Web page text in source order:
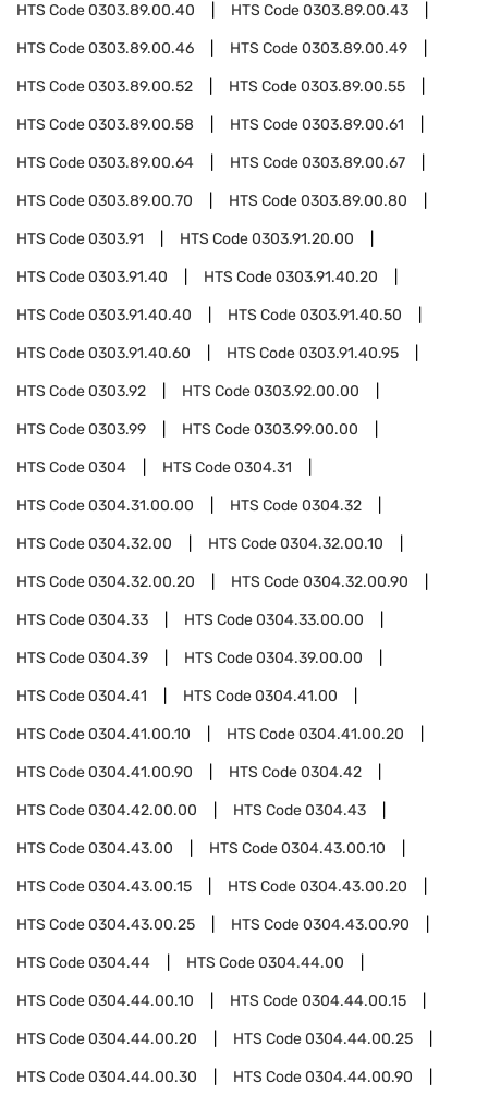
HTS Code0303.89.00.40 HTS Code0303.89.00.43
HTS Code0303.89.00.46 HTS Code0303.89.00.49
HTS Code0303.89.00.52 HTS Code0303.89.00.55
HTS Code0303.89.00.58 HTS Code0303.89.00.61
HTS Code0303.89.00.64 HTS Code0303.89.00.67
HTS Code0303.89.00.70 HTS Code0303.89.00.80
HTS Code0303.91 HTS Code0303.91.20.00
HTS Code0303.91.40 HTS Code0303.91.40.20
HTS Code0303.91.40.40 HTS Code0303.91.40.50
HTS Code0303.91.40.60 HTS Code0303.91.40.95
HTS Code0303.92 HTS Code0303.92.00.00
HTS Code0303.99 HTS Code0303.99.00.00
HTS Code0304 HTS Code0304.31
HTS Code0304.31.00.00 HTS Code0304.32
HTS Code0304.32.00 HTS Code0304.32.00.10
HTS Code0304.32.00.20 HTS Code0304.32.00.90
HTS Code0304.33 HTS Code0304.33.00.00
HTS Code0304.39 HTS Code0304.39.00.00
HTS Code0304.41 HTS Code0304.41.00
HTS Code0304.41.00.10 HTS Code0304.41.00.20
HTS Code0304.41.00.90 HTS Code0304.42
HTS Code0304.42.00.00 HTS Code0304.43
HTS Code0304.43.00 HTS Code0304.43.00.10
HTS Code0304.43.00.15 HTS Code0304.43.00.20
HTS Code0304.43.00.25 HTS Code0304.43.00.90
HTS Code0304.44 HTS Code0304.44.00
HTS Code0304.44.00.10 HTS Code0304.44.00.15
HTS Code0304.44.00.20 HTS Code0304.44.00.25
HTS Code0304.44.00.30 HTS Code0304.44.00.90